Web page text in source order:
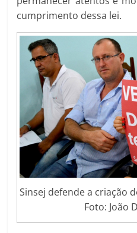
cumprimento dessa lei.
Sinsej defende a criação
Foto: João